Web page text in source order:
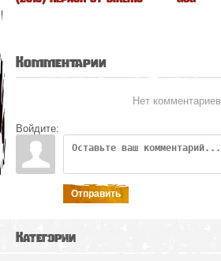
Комментарии
Нет комментариев
Войдите:
Отправить
Категории